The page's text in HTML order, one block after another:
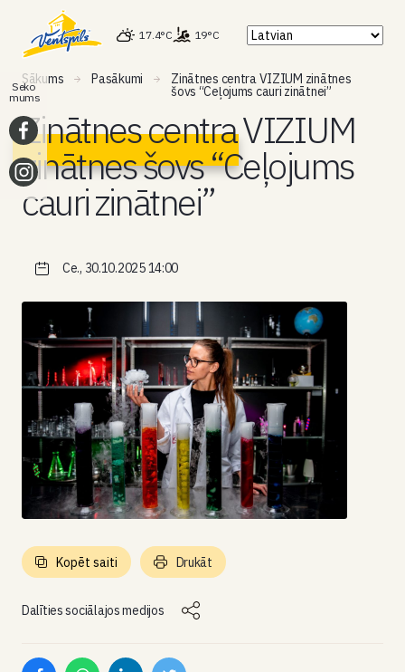
17.4°C 19°C
Sākums Pasākumi Zinātnes centra VIZIUM zinātnes
šovs “Ceļojums cauri zinātnei”
Zinātnes centra VIZIUM
zinātnes šovs “Ceļojums
cauri zinātnei”
Ce., 30.10.2025 14:00
Dalīties sociālajos medijos
Kopēt saiti Drukāt
Seko
mums